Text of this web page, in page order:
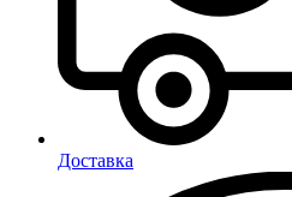
Доставка